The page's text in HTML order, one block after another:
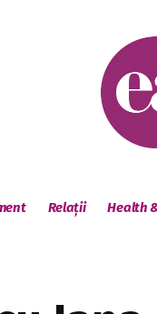
Relații Health